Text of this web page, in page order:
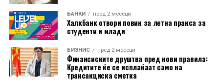
БАНКИ пред 2 месеци
Халкбанк отвори повик за летна пракса за
студенти и млади
БИЗНИС пред 2 месеци
Финансиските друштва пред нови правила:
Кредитите ќе се исплаќаат само на
трансакциска сметка